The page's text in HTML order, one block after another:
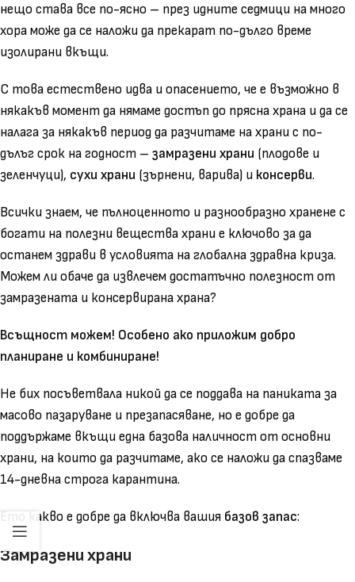
нещо става все по-ясно – през идните седмици на много
хора може да се наложи да прекарат по-дълго време
изолирани вкъщи.
С това естествено идва и опасението, че е възможно в
някакъв момент да нямаме достъп до прясна храна и да се
налага за някакъв период да разчитаме на храни с по-
дълъг срок на годност – замразени храни (плодове и
зеленчуци), сухи храни (зърнени, варива) и консерви.
Всички знаем, че пълноценното и разнообразно хранене с
богати на полезни вещества храни е ключово за да
останем здрави в условията на глобална здравна криза.
Можем ли обаче да извлечем достатъчно полезност от
замразената и консервирана храна?
Всъщност можем! Особено ако приложим добро
планиране и комбиниране!
Не бих посъветвала никой да се поддава на паниката за
масово пазаруване и презапасяване, но е добре да
поддържаме вкъщи една базова наличност от основни
храни, на които да разчитаме, ако се наложи да спазваме
14-дневна строга карантина.
Ето какво е добре да включва вашия базов запас:
Замразени храни